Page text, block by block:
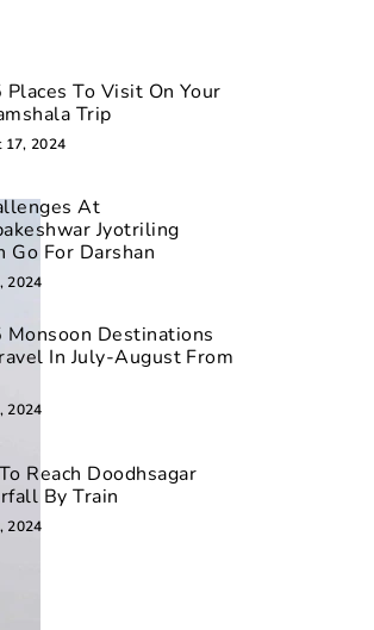
Places To Visit On Your
Trip
17, 2024
At
Jyotriling
Go For Darshan
2024
Monsoon Destinations
In July-August From
2024
Reach Doodhsagar
By Train
2024